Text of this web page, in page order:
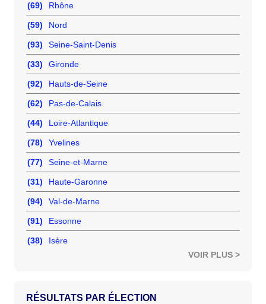
(69) Rhône
(59) Nord
(93) Seine-Saint-Denis
(33) Gironde
(92) Hauts-de-Seine
(62) Pas-de-Calais
(44) Loire-Atlantique
(78) Yvelines
(77) Seine-et-Marne
(31) Haute-Garonne
(94) Val-de-Marne
(91) Essonne
(38)
Isère
VOIR PLUS >
RÉSULTATS PAR ÉLECTION